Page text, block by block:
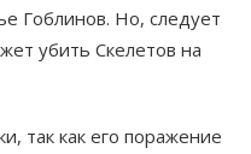
Гоблинов. Но, следует
убить Скелетов на
так как его поражение